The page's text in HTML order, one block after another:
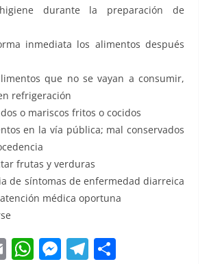
durante la preparación de
inmediata los alimentos después
que no se vayan a consumir,
refrigeración
o mariscos fritos o cocidos
en la vía pública; mal conservados
frutas y verduras
de síntomas de enfermedad diarreica
médica oportuna
E W M T